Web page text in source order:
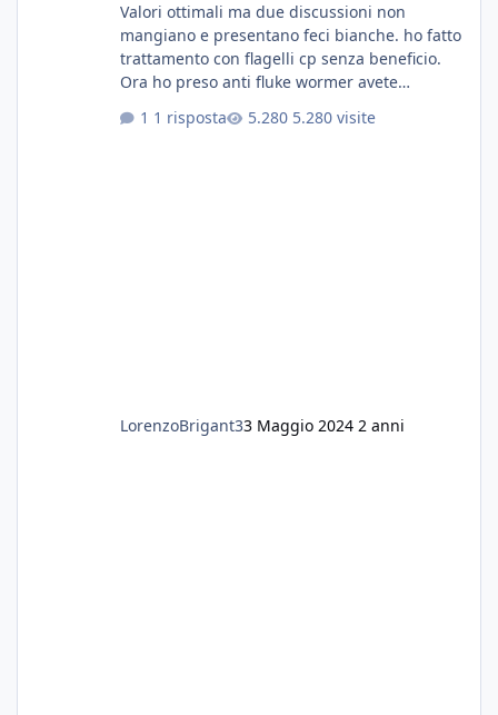
Valori ottimali ma due discussioni non
mangiano e presentano feci bianche. ho fatto
trattamento con flagelli cp senza beneficio.
Ora ho preso anti fluke wormer avete
sostanza
1 risposta 5.280 visite
LorenzoBrigant33 Maggio 2024 2 anni